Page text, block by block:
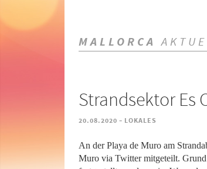
MALLORCA
Strandsektor Es
20.08.2020 - LOKALES
An der Playa de Muro am
Muro via Twitter mitgeteilt. Grund